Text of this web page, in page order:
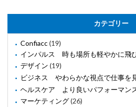
カテゴリー
Confiacc(19)
インパルス 時も場所も軽やかに飛
デザイン (19)
ビジネス やわらかな視点で仕事を
ヘルスケア より良いパフォーマン
マーケティング(26)